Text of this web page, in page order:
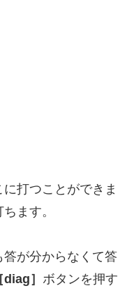
打つことができま
ます。
答が分からなくて答
diag］ ボタンを押す